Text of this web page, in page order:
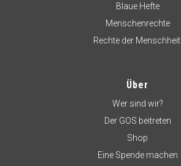
Blaue Hefte
Menschenrechte
Rechte der Menschheit
Über
Wer sind wir?
Der GOS beitreten
Shop
Eine Spende machen